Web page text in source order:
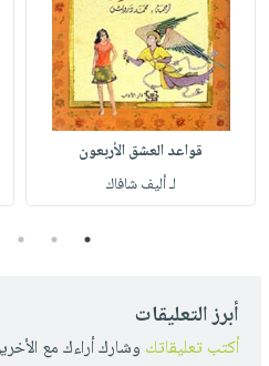
قواعد العشق الأربعون
لـ أليف شافاك
1
2
3
أبرز التعليقات
أكتب تعليقاتك وشارك أراءك مع